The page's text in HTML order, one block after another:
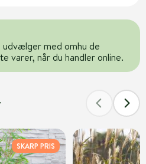
med omhu de
varer, når du handler online.
SKARP PRIS